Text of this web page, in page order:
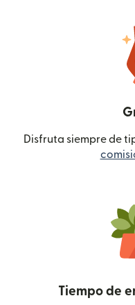
Disfruta siempre de
Tiempo de